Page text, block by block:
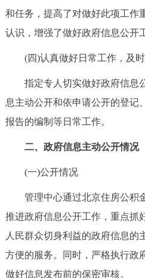
和任务，提高了对做好此项工作
认识，增强了做好政府信息公开
(四)认真做好日常工作，及时
指定专人切实做好政府信息
息主动公开和依申请公开的登记
报告的编制等日常工作。
二、政府信息主动公开情况
(一)公开情况
管理中心通过北京住房公积
推进政府信息公开工作，重点抓
人民群众切身利益的政府信息的
方便的服务。同时，严格执行政
做好信息发布前的保密审核。